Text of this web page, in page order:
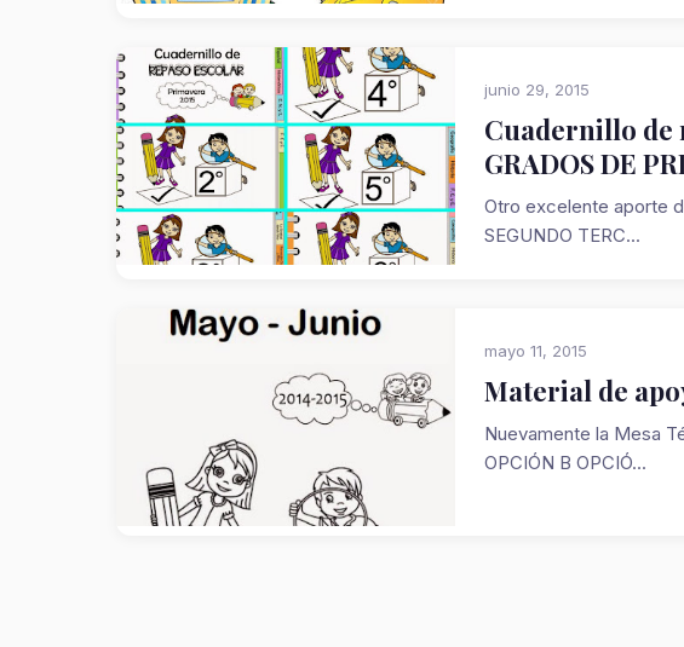
junio 29, 2015
Cuadernillo de
GRADOS DE
Otro excelente aporte
SEGUNDO TERC...
mayo 11, 2015
Material de
Nuevamente la Mesa
OPCIÓN B OPCIÓ...